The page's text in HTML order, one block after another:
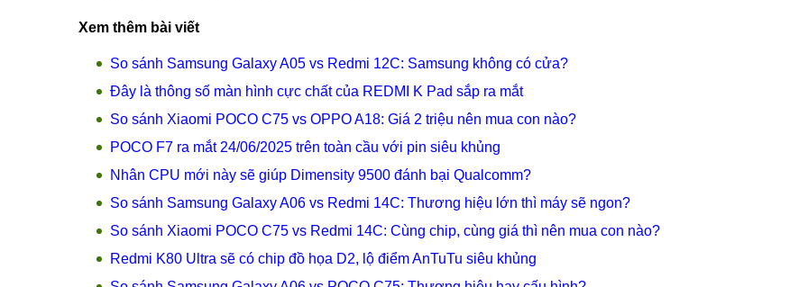
Xem thêm bài viết
So sánh Samsung Galaxy A05 vs Redmi 12C: Samsung không có cửa?
Đây là thông số màn hình cực chất của REDMI K Pad sắp ra mắt
So sánh Xiaomi POCO C75 vs OPPO A18: Giá 2 triệu nên mua con nào?
POCO F7 ra mắt 24/06/2025 trên toàn cầu với pin siêu khủng
Nhân CPU mới này sẽ giúp Dimensity 9500 đánh bại Qualcomm?
So sánh Samsung Galaxy A06 vs Redmi 14C: Thương hiệu lớn thì máy sẽ ngon?
So sánh Xiaomi POCO C75 vs Redmi 14C: Cùng chip, cùng giá thì nên mua con nào?
Redmi K80 Ultra sẽ có chip đồ họa D2, lộ điểm AnTuTu siêu khủng